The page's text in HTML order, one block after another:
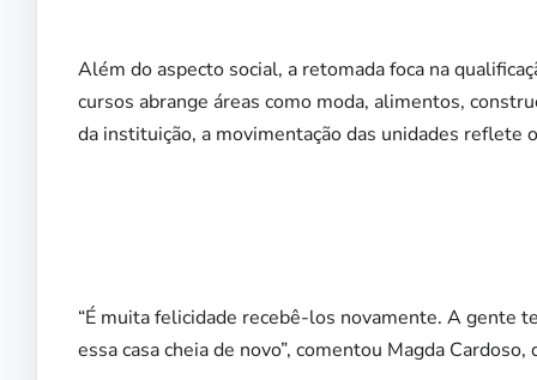
Além do aspecto social, a retomada foca na
cursos abrange áreas como moda, alimentos,
da instituição, a movimentação das unidades reflete
“É muita felicidade recebê-los novamente. A gente
essa casa cheia de novo”, comentou Magda